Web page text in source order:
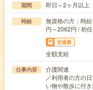
期間 即日～2ヶ月以上
時給
無資格の方：時
円～2062円 / 初
交通費
全額支給
仕事内容
介護関連
／利用者の方の
い物や散歩に付